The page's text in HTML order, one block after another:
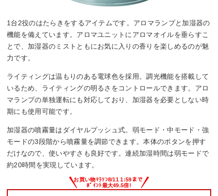
1台2役のはたらきをするアイテムです。アロマランプと加湿器の
機能を備えています。アロマユニットにアロマオイルを垂らすこ
とで、加湿器のミストともにお気に入りの香りを楽しめるのが魅
力です。
ライティングは温もりのある電球色を採用。調光機能を搭載して
いるため、ライティングの明るさをコントロールできます。アロ
マランプの単独運転にも対応しており、加湿器を必要としない時
期にも使用可能です。
加湿器の噴霧量はダイヤルプッシュ式。弱モード・中モード・強
モードの3段階から噴霧量を調節できます。本体のボタンを押す
だけなので、使いやすさも良好です。連続加湿時間は弱モードで
約20時間を実現しています。